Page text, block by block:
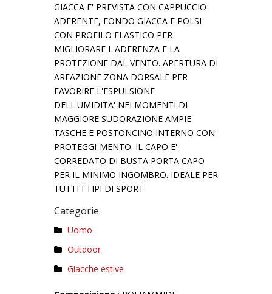
GIACCA E' PREVISTA CON CAPPUCCIO
ADERENTE, FONDO GIACCA E POLSI
CON PROFILO ELASTICO PER
MIGLIORARE L'ADERENZA E LA
PROTEZIONE DAL VENTO. APERTURA DI
AREAZIONE ZONA DORSALE PER
FAVORIRE L'ESPULSIONE
DELL'UMIDITA' NEI MOMENTI DI
MAGGIORE SUDORAZIONE AMPIE
TASCHE E POSTONCINO INTERNO CON
PROTEGGI-MENTO. IL CAPO E'
CORREDATO DI BUSTA PORTA CAPO
PER IL MINIMO INGOMBRO. IDEALE PER
TUTTI I TIPI DI SPORT.
Categorie
Uomo
Outdoor
Giacche estive